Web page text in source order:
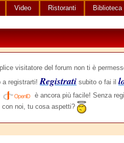
Video Ristoranti Biblioteca
visitatore del forum non ti è
a registrarti!Registrati subito o fai il
è ancora più facile! Senza
con noi, tu cosa aspetti?